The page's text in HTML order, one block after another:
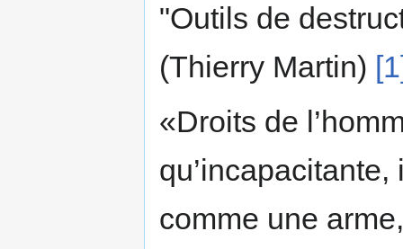
"Outils de
(Thierry Martin)
«Droits de
comme une